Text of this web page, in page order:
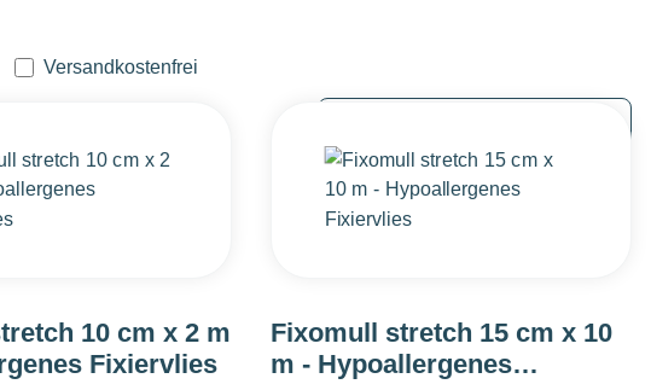
Filter hinzufügen: Versandkostenfrei
Versandkostenfrei
10 cm x 2 m
Fixiervlies
Fixomull stretch 15 cm x 10
m - Hypoallergenes